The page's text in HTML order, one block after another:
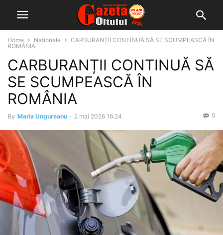
Home Naționale
CARBURANȚII CONTINUĂ SĂ SE SCUMPEASCĂ ÎN
ROMÂNIA
CARBURANȚII CONTINUĂ SĂ
SE SCUMPEASCĂ ÎN
ROMÂNIA
By Maria Ungureanu - 2 mai 2026 16:24 0